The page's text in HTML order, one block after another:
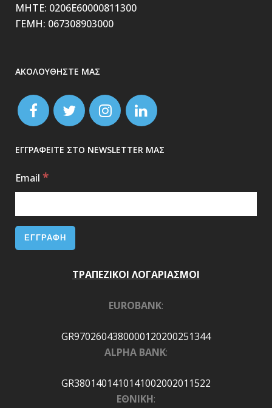
ΜΗΤΕ: 0206E60000811300
ΓΕΜΗ: 067308903000
ΑΚΟΛΟΥΘΗΣΤΕ ΜΑΣ
ΕΓΓΡΑΦΕΙΤΕ ΣΤΟ NEWSLETTER ΜΑΣ
Email *
ΤΡΑΠΕΖΙΚΟΙ ΛΟΓΑΡΙΑΣΜΟΙ
EUROBANK:
GR9702604380000120200251344
ALPHA BANK:
GR3801401410141002002011522
ΕΘΝΙΚΗ: